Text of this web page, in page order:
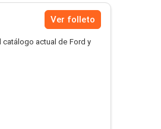
Ver folleto
catálogo actual de Ford y